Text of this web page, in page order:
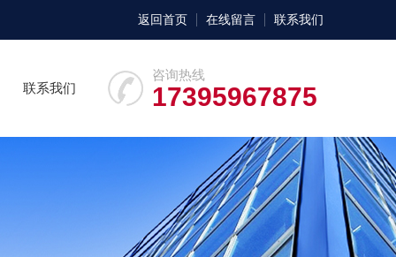
返回首页 在线留言 联系我们
咨询热线
17395967875
联系我们